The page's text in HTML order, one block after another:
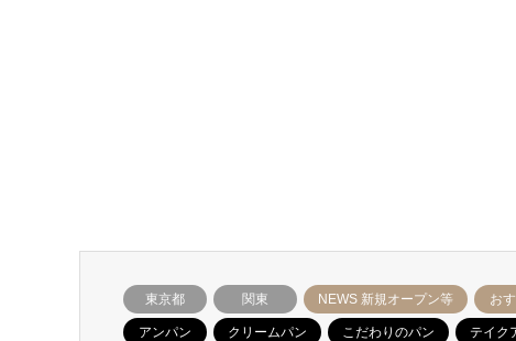
東京都 関東 NEWS 新規オープン等 お
アンパン クリームパン こだわりのパン テイク